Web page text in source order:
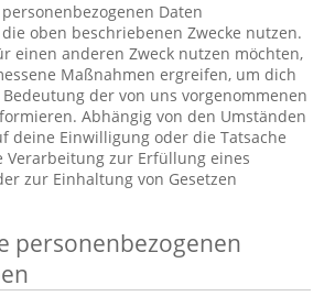
Daten
oben beschriebenen Zwecke nutzen.
einen anderen Zweck nutzen möchten,
Maßnahmen ergreifen, um dich
der von uns vorgenommenen
Abhängig von den Umständen
deine Einwilligung oder die Tatsache
Verarbeitung zur Erfüllung eines
zur Einhaltung von Gesetzen
personenbezogenen